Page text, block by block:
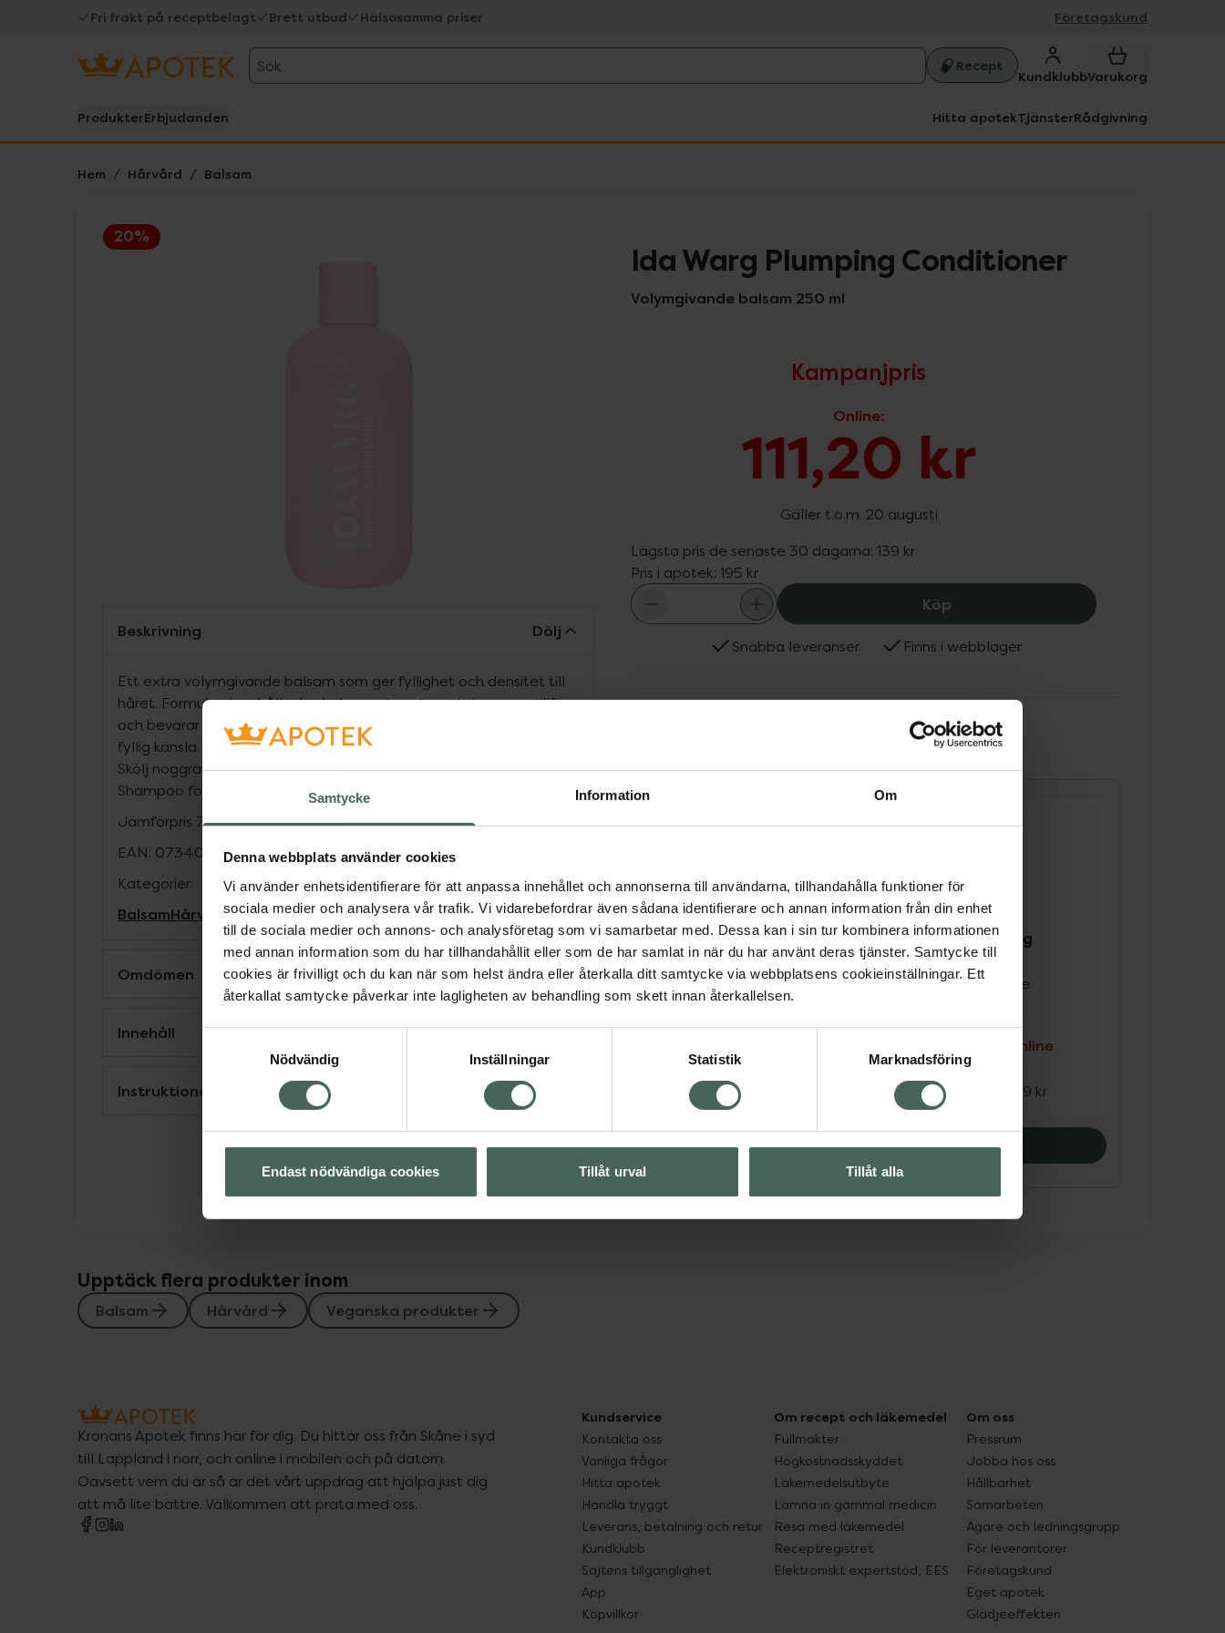
Samtycke Information Om
Denna webbplats använder cookies
Vi använder enhetsidentifierare för att anpassa innehållet och annonserna till användarna, tillhandahålla funktioner för
sociala medier och analysera vår trafik. Vi vidarebefordrar även sådana identifierare och annan information från din enhet
till de sociala medier och annons- och analysföretag som vi samarbetar med. Dessa kan i sin tur kombinera informationen
med annan information som du har tillhandahållit eller som de har samlat in när du har använt deras tjänster. Samtycke till
cookies är frivilligt och du kan när som helst ändra eller återkalla ditt samtycke via webbplatsens cookieinställningar. Ett
återkallat samtycke påverkar inte lagligheten av behandling som skett innan återkallelsen.
Nödvändig
Inställningar Statistik Marknadsföring
Endast nödvändiga cookies Tillåt urval Tillåt alla
Fri frakt på receptbelagt Brett utbud Hälsosamma priser Företagskund
Sök Recept
KundklubbVarukorg
ProdukterErbjudanden Hitta apotekTjänsterRådgivning
Hem Hårvård Balsam
20%
Ida Warg Plumping Conditioner
Volymgivande balsam 250 ml
Kampanjpris
Online:
111,20 kr
Gäller t.o.m. 20 augusti
Lägsta pris de senaste 30 dagarna: 139 kr
Pris i apotek: 195 kr
Köp Ida Warg Plumping Conditioner, 111.2
Snabba leveranser Finns i webblager
4.2 av 5 i omdöme
Ida Warg Plumping
Conditioner
Volymgivande balsam
250 ml
111,20 kr
Tidigare pris:
4.4 av 5 i omdöme
Ida Warg Plumping
Shampoo
Extra volymgivande
Kampanjpris online
111,20 kr
Tidigare pris: 139 kr
Köp båda för:
222,40 kr Köp båda
Beskrivning Dölj
Ett extra volymgivande balsam som ger fyllighet och densitet till
håret. Formulan innehåller hydrolyserade veteproteiner som tillför
och bevarar fukt djupt inne i hårstrået samt peptider som ger en
fyllig känsla. Massera in i fuktigt hår och låt verka i några minuter.
Skölj noggrant. Används med fördel efter IDA WARG Plumping
Shampoo för bästa resultat.
Jämförpris 780 kr/l
EAN: 07340074775507
Kategorier:
BalsamHårvårdVeganska produkter
Omdömen Visa
Innehåll Visa
Instruktioner Visa
Upptäck flera produkter inom
Balsam Hårvård Veganska produkter
Kronans Apotek finns här för dig. Du hittar oss från Skåne i syd
till Lappland i norr, och online i mobilen och på datorn.
Oavsett vem du är så är det vårt uppdrag att hjälpa just dig
att må lite bättre. Välkommen att prata med oss.
Kundservice
Kontakta oss
Vanliga frågor
Hitta apotek
Handla tryggt
Leverans, betalning och retur
Kundklubb
Sajtens tillgänglighet
App
Köpvillkor
Om recept och läkemedel
Fullmakter
Högkostnadsskyddet
Läkemedelsutbyte
Lämna in gammal medicin
Resa med läkemedel
Receptregistret
Elektroniskt expertstöd, EES
Om oss
Pressrum
Jobba hos oss
Hållbarhet
Samarbeten
Ägare och ledningsgrupp
För leverantörer
Företagskund
Eget apotek
Glädjeeffekten